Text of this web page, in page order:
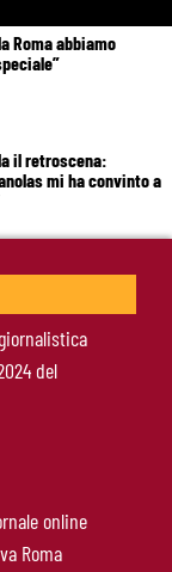
Roma abbiamo
il retroscena:
mi ha convinto a
le condizioni:
chiaro: il messaggio
del
online
Roma